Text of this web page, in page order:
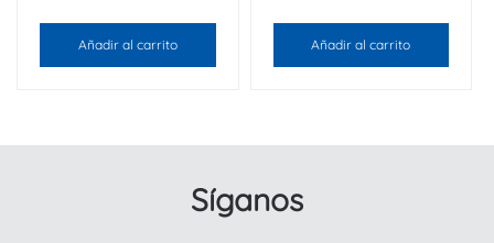
Añadir al carrito Añadir al carrito
Síganos